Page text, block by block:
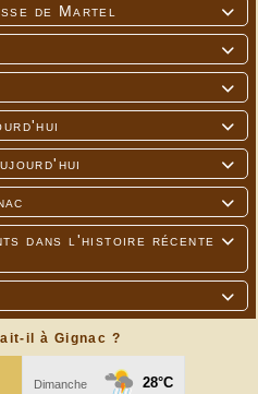

de Martel






dans l'histoire récente

il à Gignac ?